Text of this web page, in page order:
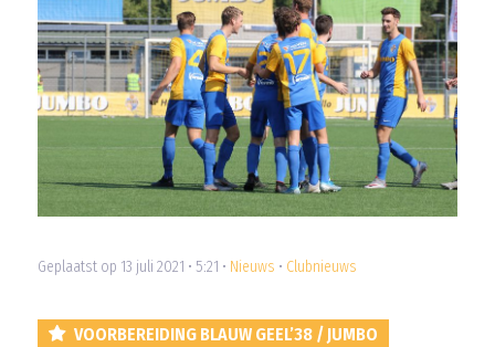
Geplaatst op 13 juli 2021 • 5:21 • Nieuws • Clubnieuws
VOORBEREIDING BLAUW GEEL’38 / JUMBO